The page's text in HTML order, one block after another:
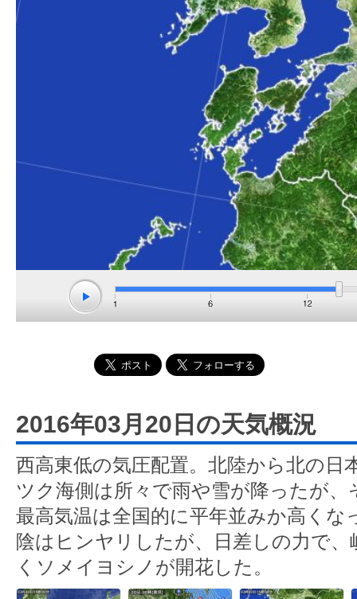
2016年03月20日の天気概況
西高東低の気圧配置。北陸から北の日
ツク海側は所々で雨や雪が降ったが
最高気温は全国的に平年並みか高くな
陰はヒンヤリしたが、日差しの力で
くソメイヨシノが開花した。